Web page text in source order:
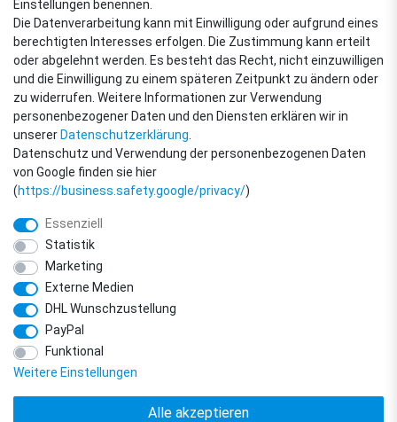
ZAHLUNGSARTEN
© Copyright 2018 - 2026 filter-direkt. Alle Rechte vorbehalten. / *Alle Preise
verstehen sich inkl. MwSt. und zzgl. Versandkosten.
Einstellungen benennen.
Die Datenverarbeitung kann mit Einwilligung oder aufgrund eines
berechtigten Interesses erfolgen. Die Zustimmung kann erteilt
oder abgelehnt werden. Es besteht das Recht, nicht einzuwilligen
und die Einwilligung zu einem späteren Zeitpunkt zu ändern oder
zu widerrufen. Weitere Informationen zur Verwendung
personenbezogener Daten und den Diensten erklären wir in
unserer Daten­schutz­erklärung
Datenschutz und Verwendung der personenbezogenen Daten
von Google finden sie hier
(https://business.safety.google/privacy/)
Essenziell
Statistik
Marketing
Externe Medien
DHL Wunschzustellung
PayPal
Funktional
Weitere Einstellungen
Alle akzeptieren